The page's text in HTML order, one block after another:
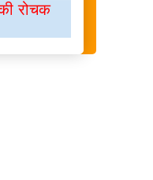
रोचक